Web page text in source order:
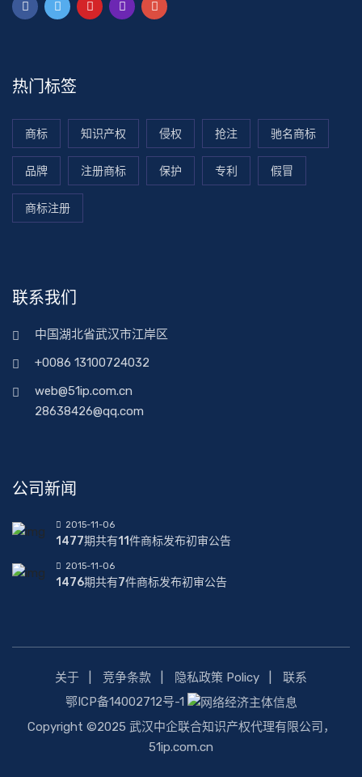
热门标签
商标 知识产权 侵权 抢注 驰名商标
品牌 注册商标 保护 专利 假冒
商标注册
联系我们
中国湖北省武汉市江岸区
+0086 13100724032
web@51ip.com.cn
28638426@qq.com
公司新闻
2015-11-06
1477期共有11件商标发布初审公告
2015-11-06
1476期共有7件商标发布初审公告
关于 竞争条款 隐私政策 Policy
联系
鄂ICP备14002712号-1
Copyright ©2025 武汉中企联合知识产权代理有限公司，
51ip.com.cn